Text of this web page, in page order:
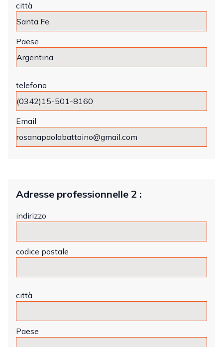
città
Paese
telefono
Email
Adresse professionnelle 2 :
indirizzo
codice postale
città
Paese